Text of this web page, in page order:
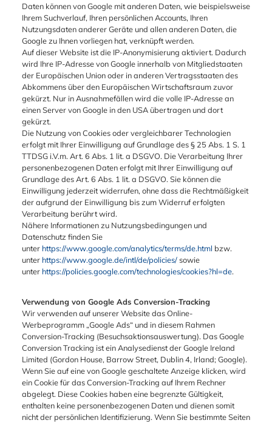
Daten können von Google mit anderen Daten, wie beispielsweise
Ihrem Suchverlauf, Ihren persönlichen Accounts, Ihren
Nutzungsdaten anderer Geräte und allen anderen Daten, die
Google zu Ihnen vorliegen hat, verknüpft werden.
Auf dieser Website ist die IP-Anonymisierung aktiviert. Dadurch
wird Ihre IP-Adresse von Google innerhalb von Mitgliedstaaten
der Europäischen Union oder in anderen Vertragsstaaten des
Abkommens über den Europäischen Wirtschaftsraum zuvor
gekürzt. Nur in Ausnahmefällen wird die volle IP-Adresse an
einen Server von Google in den USA übertragen und dort
gekürzt.
Die Nutzung von Cookies oder vergleichbarer Technologien
erfolgt mit Ihrer Einwilligung auf Grundlage des § 25 Abs. 1 S. 1
TTDSG i.V.m. Art. 6 Abs. 1 lit. a DSGVO. Die Verarbeitung Ihrer
personenbezogenen Daten erfolgt mit Ihrer Einwilligung auf
Grundlage des Art. 6 Abs. 1 lit. a DSGVO. Sie können die
Einwilligung jederzeit widerrufen, ohne dass die Rechtmäßigkeit
der aufgrund der Einwilligung bis zum Widerruf erfolgten
Verarbeitung berührt wird.
Nähere Informationen zu Nutzungsbedingungen und
Datenschutz finden Sie
unter https://www.google.com/analytics/terms/de.html bzw.
unter https://www.google.de/intl/de/policies/sowie
unter https://policies.google.com/technologies/cookies?hl=de.
Verwendung von Google Ads Conversion-Tracking
Wir verwenden auf unserer Website das Online-
Werbeprogramm „Google Ads“ und in diesem Rahmen
Conversion-Tracking (Besuchsaktionsauswertung). Das Google
Conversion Tracking ist ein Analysedienst der Google Ireland
Limited (Gordon House, Barrow Street, Dublin 4, Irland; Google).
Wenn Sie auf eine von Google geschaltete Anzeige klicken, wird
ein Cookie für das Conversion-Tracking auf Ihrem Rechner
abgelegt. Diese Cookies haben eine begrenzte Gültigkeit,
enthalten keine personenbezogenen Daten und dienen somit
nicht der persönlichen Identifizierung. Wenn Sie bestimmte Seiten